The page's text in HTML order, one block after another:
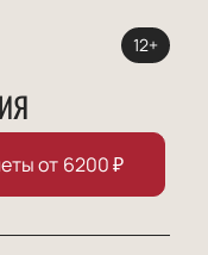
12+
от 6200₽